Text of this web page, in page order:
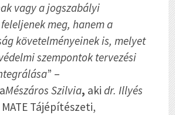
vagy a jogszabályi
meg, hanem a
követelményeinek is, melyet
szempontok tervezési
” –
Mészáros Szilvia, aki dr. Illyés
MATE Tájépítészeti,